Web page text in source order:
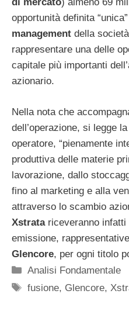
opportunità definita
management della
rappresentare una delle
capitale più importanti
azionario.
Nella nota che
dell’operazione, si legge
operatore, “pienamente
produttiva delle materie
lavorazione, dallo
fino al marketing e alla
attraverso lo scambio
Xstratariceveranno infatti
emissione,
Glencore, per ogni titolo
Categorie
Analisi Fondamentale
Tag
fusione, Glencore,